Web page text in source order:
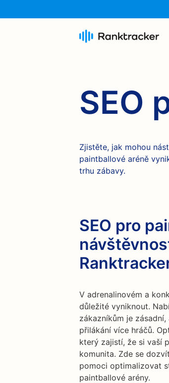
SEO
Zjistěte, jak mohou
paintballové aréně
trhu zábavy.
SEO pro
V adrenalinovém a
důležité vyniknout.
zákazníkům je
přilákání více hráčů.
který zajistí, že si vaší
komunita. Zde se
pomoci optimalizovat
paintballové arény.